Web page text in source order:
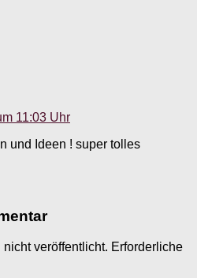
11:03 Uhr
und Ideen ! super tolles
veröffentlicht. Erforderliche